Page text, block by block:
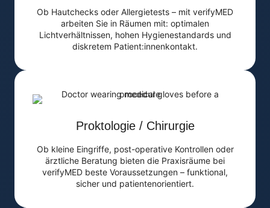
Ob Hautchecks oder Allergietests – mit verifyMED
arbeiten Sie in Räumen mit: optimalen
Lichtverhältnissen, hohen Hygienestandards und
diskretem Patient:innenkontakt.
Proktologie / Chirurgie
Ob kleine Eingriffe, post-operative Kontrollen oder
ärztliche Beratung bieten die Praxisräume bei
verifyMED beste Voraussetzungen – funktional,
sicher und patientenorientiert.